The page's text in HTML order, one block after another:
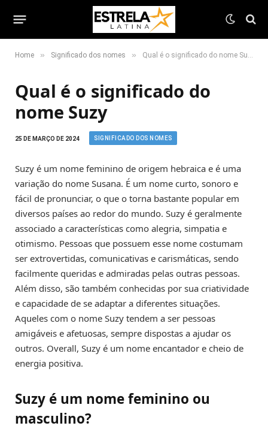
Home » Significado dos nomes » Qual é o significado do nome Suzy
Qual é o significado do
nome Suzy
25 DE MARÇO DE 2024 SIGNIFICADO DOS NOMES
Suzy é um nome feminino de origem hebraica e é uma
variação do nome Susana. É um nome curto, sonoro e
fácil de pronunciar, o que o torna bastante popular em
diversos países ao redor do mundo. Suzy é geralmente
associado a características como alegria, simpatia e
otimismo. Pessoas que possuem esse nome costumam
ser extrovertidas, comunicativas e carismáticas, sendo
facilmente queridas e admiradas pelas outras pessoas.
Além disso, são também conhecidas por sua criatividade
e capacidade de se adaptar a diferentes situações.
Aqueles com o nome Suzy tendem a ser pessoas
amigáveis e afetuosas, sempre dispostas a ajudar os
outros. Overall, Suzy é um nome encantador e cheio de
energia positiva.
Suzy é um nome feminino ou
masculino?